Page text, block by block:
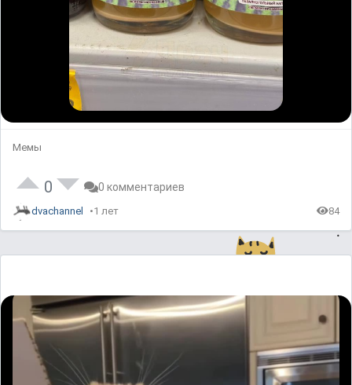
Мемы
0 0 комментариев
dvachannel 1 лет 84